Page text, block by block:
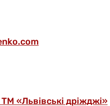
«Львівські дріжджі»